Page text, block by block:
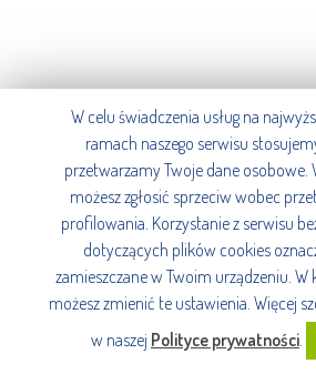
W celu świadczenia usług na
ramach naszego serwisu
przetwarzamy Twoje dane osobowe.
możesz zgłosić sprzeciw wobec
profilowania. Korzystanie z serwisu
dotyczących plików cookies
zamieszczane w Twoim urządzeniu.
możesz zmienić te ustawienia. Więcej
w naszej Polityce prywatności.